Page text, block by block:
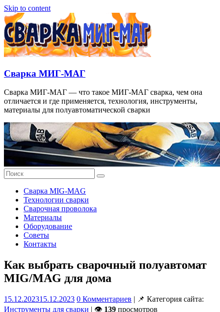
Skip to content
Сварка МИГ-МАГ
Сварка МИГ-МАГ — что такое МИГ-МАГ сварка, чем она
отличается и где применяется, технология, инструменты,
материалы для полуавтоматической сварки
Сварка MIG-MAG
Технологии сварки
Сварочная проволока
Материалы
Оборудование
Советы
Контакты
Как выбрать сварочный полуавтомат
MIG/MAG для дома
15.12.202315.12.2023 0 Комментариев | 📌 Категория сайта:
Инструменты для сварки | 👁 139 просмотров